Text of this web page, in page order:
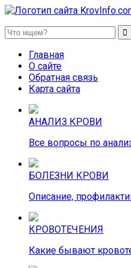
KrovInfo.com
Медицинский сайт о
Главная
О сайте
Обратная связь
Карта сайта
АНАЛИЗ КРОВИ
Все вопросы по
БОЛЕЗНИ КРОВИ
Описание,
КРОВОТЕЧЕНИЯ
Какие бывают